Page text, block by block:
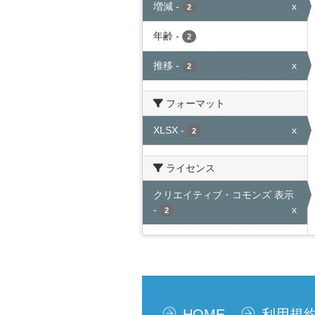
増減 - 2 x
年齢 - 2
推移 - 2 x
フォーマット
XLSX - 2 x
ライセンス
クリエイティブ・コモンズ 表示
-
2 x